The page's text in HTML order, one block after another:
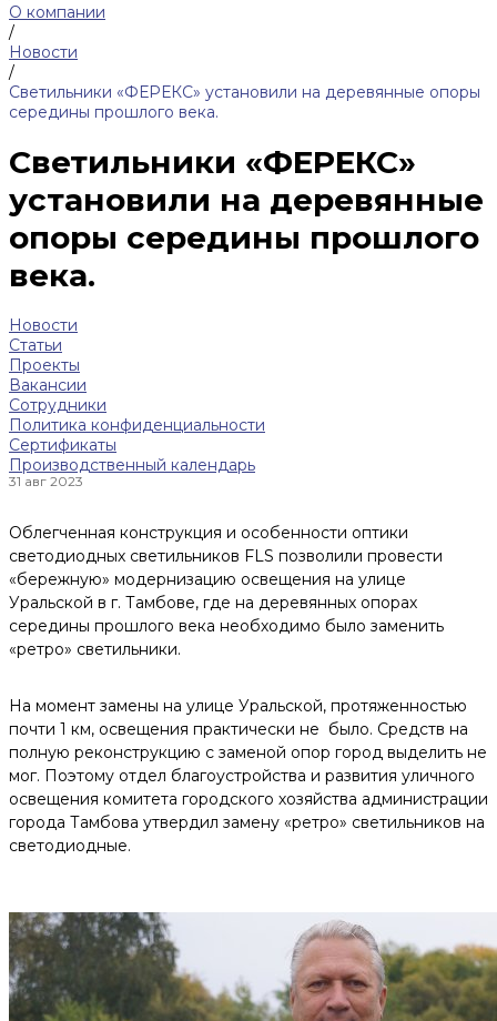
О компании
/
Новости
/
Светильники «ФЕРЕКС» установили на деревянные опоры
середины прошлого века.
Светильники «ФЕРЕКС»
установили на деревянные
опоры середины прошлого
века.
Новости
Статьи
Проекты
Вакансии
Сотрудники
Политика конфиденциальности
Сертификаты
Производственный календарь
31 авг 2023
Облегченная конструкция и особенности оптики
светодиодных светильников FLS позволили провести
«бережную» модернизацию освещения на улице
Уральской в г. Тамбове, где на деревянных опорах
середины прошлого века необходимо было заменить
«ретро» светильники.
На момент замены на улице Уральской, протяженностью
почти 1 км, освещения практически не было. Средств на
полную реконструкцию с заменой опор город выделить не
мог. Поэтому отдел благоустройства и развития уличного
освещения комитета городского хозяйства администрации
города Тамбова утвердил замену «ретро» светильников на
светодиодные.